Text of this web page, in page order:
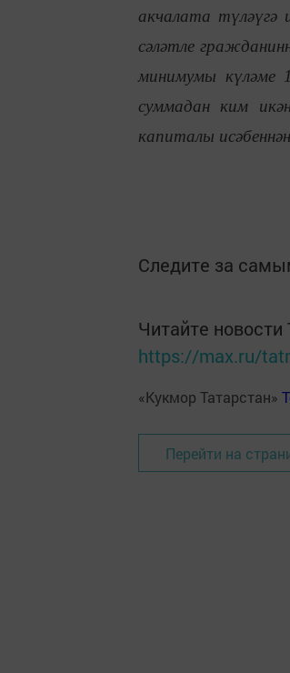
акчалата түләүгә
сәләтле
минимумы күләме
суммадан ким
капиталы
Следите за
Читайте
https://max.ru/
«Кукмор Татарстан»
Перейти на